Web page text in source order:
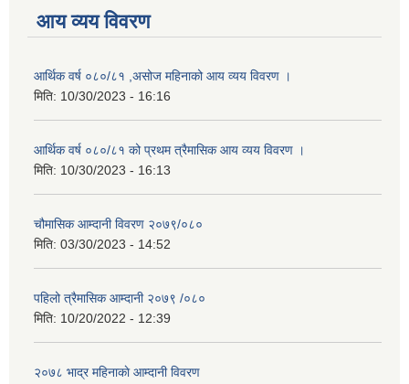
आय व्यय विवरण
आर्थिक वर्ष ०८०/८१ ,असोज महिनाको आय व्यय विवरण ।
मिति: 10/30/2023 - 16:16
आर्थिक वर्ष ०८०/८१ को प्रथम त्रैमासिक आय व्यय विवरण ।
मिति: 10/30/2023 - 16:13
चौमासिक आम्दानी विवरण २०७९/०८०
मिति: 03/30/2023 - 14:52
पहिलो त्रैमासिक आम्दानी २०७९ /०८०
मिति: 10/20/2022 - 12:39
२०७८ भाद्र महिनाकाे आम्दानी विवरण